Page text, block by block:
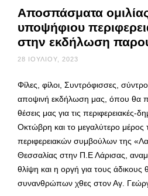
Αποσπάσματα
υποψήφιου
στην εκδήλωση
28 ΙΟΥΛΊΟΥ, 2023
Φίλες, φίλοι, Συντρόφισσες,
αποψινή εκδήλωση μας, όπου θα
θέσεις μας για τις περιφερειακές-
Οκτώβρη και το μεγαλύτερο
περιφερειακών συμβούλων της
Θεσσαλίας στην Π.Ε Λάρισας,
θλίψη και η οργή για τους
συνανθρώπων χθες στον Αγ.